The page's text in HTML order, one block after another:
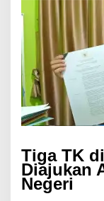
Tiga TK
Diajukan
Negeri